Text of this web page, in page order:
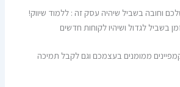
וחובה בשביל שיהיה עסק זה : ללמוד שיווק!
בשביל לגדול ושיהיו לקוחות חדשים
ממומנים בעצמכם וגם לקבל תמיכה